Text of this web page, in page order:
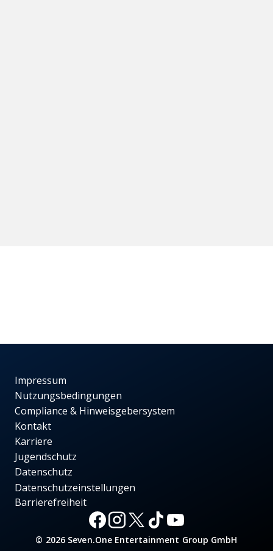
Impressum
Nutzungsbedingungen
Compliance & Hinweisgebersystem
Kontakt
Karriere
Jugendschutz
Datenschutz
Datenschutzeinstellungen
Barrierefreiheit
© 2026 Seven.One Entertainment Group GmbH